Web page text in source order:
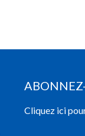
Cliquez ici